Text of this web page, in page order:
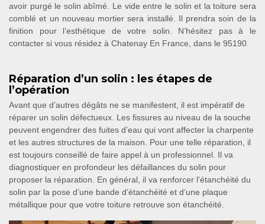
avoir purgé le solin abîmé. Le vide entre le solin et la toiture sera
comblé et un nouveau mortier sera installé. Il prendra soin de la
finition pour l’esthétique de votre solin. N’hésitez pas à le
contacter si vous résidez à Chatenay En France, dans le 95190.
Réparation d’un solin : les étapes de
l’opération
Avant que d’autres dégâts ne se manifestent, il est impératif de
réparer un solin défectueux. Les fissures au niveau de la souche
peuvent engendrer des fuites d’eau qui vont affecter la charpente
et les autres structures de la maison. Pour une telle réparation, il
est toujours conseillé de faire appel à un professionnel. Il va
diagnostiquer en profondeur les défaillances du solin pour
proposer la réparation. En général, il va renforcer l’étanchéité du
solin par la pose d’une bande d’étanchéité et d’une plaque
métallique pour que votre toiture retrouve son étanchéité.